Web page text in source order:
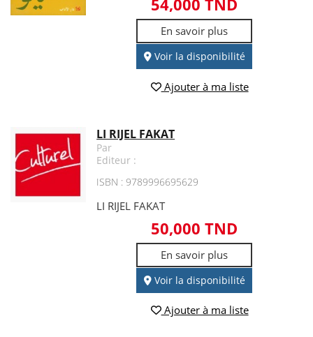
54,000 TND
En savoir plus
Voir la disponibilité
Ajouter à ma liste
LI RIJEL FAKAT
Par
Editeur :
ISBN : 9789996695629
LI RIJEL FAKAT
50,000 TND
En savoir plus
Voir la disponibilité
Ajouter à ma liste